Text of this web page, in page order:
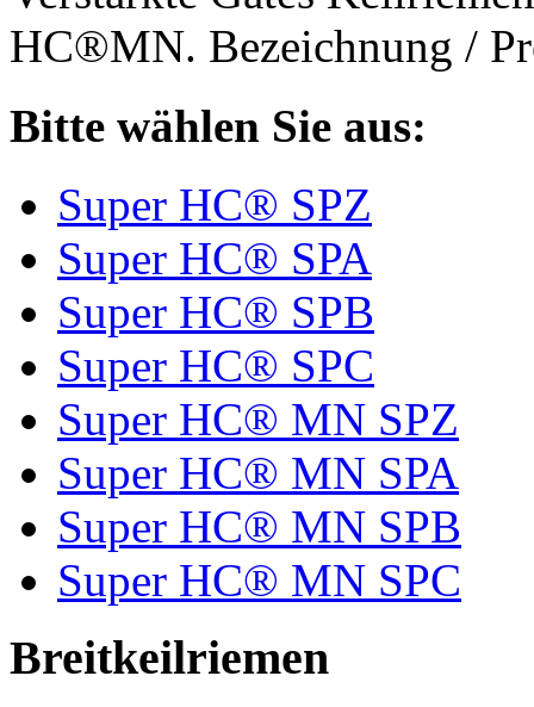
HC®MN. Bezeichnung /
Bitte wählen Sie aus:
Super HC® SPZ
Super HC® SPA
Super HC® SPB
Super HC® SPC
Super HC® MN SPZ
Super HC® MN SPA
Super HC® MN SPB
Super HC® MN SPC
Breitkeilriemen